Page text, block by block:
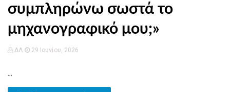
συμπληρώνω σωστά το
μηχανογραφικό μου;»
ΔΛ 29 Ιουνίου, 2026
...